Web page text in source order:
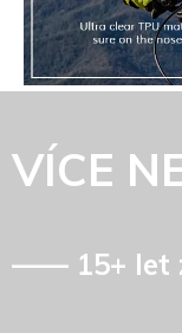
VÍCE
—— 15+ let